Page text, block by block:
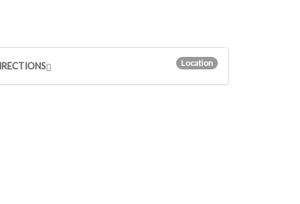
Location